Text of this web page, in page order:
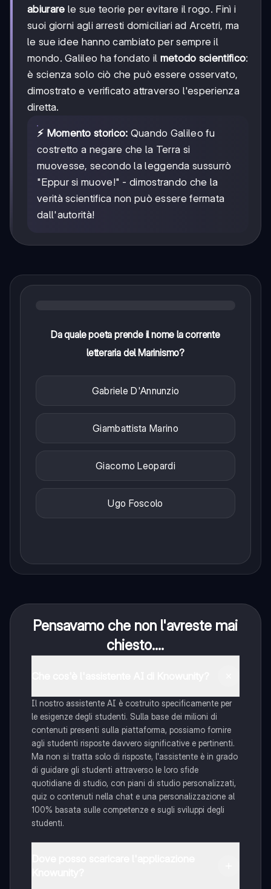
abiurare le sue teorie per evitare il rogo. Finì i
suoi giorni agli arresti domiciliari ad Arcetri, ma
le sue idee hanno cambiato per sempre il
mondo. Galileo ha fondato il metodo scientifico:
è scienza solo ciò che può essere osservato,
dimostrato e verificato attraverso l'esperienza
diretta.
⚡ Momento storico: Quando Galileo fu
costretto a negare che la Terra si
muovesse, secondo la leggenda sussurrò
"Eppur si muove!" - dimostrando che la
verità scientifica non può essere fermata
dall'autorità!
Da quale poeta prende il nome la corrente
letteraria del Marinismo?
Gabriele D'Annunzio
Giambattista Marino
Giacomo Leopardi
Ugo Foscolo
Pensavamo che non l'avreste mai
chiesto....
Il nostro assistente AI è costruito specificamente per
le esigenze degli studenti. Sulla base dei milioni di
contenuti presenti sulla piattaforma, possiamo fornire
agli studenti risposte davvero significative e pertinenti.
Ma non si tratta solo di risposte, l'assistente è in grado
di guidare gli studenti attraverso le loro sfide
quotidiane di studio, con piani di studio personalizzati,
quiz o contenuti nella chat e una personalizzazione al
100% basata sulle competenze e sugli sviluppi degli
studenti.